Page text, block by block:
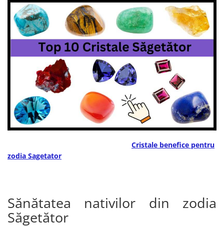
Cristale benefice pentru
zodia Sagetator
Sănătatea nativilor din zodia
Săgetător